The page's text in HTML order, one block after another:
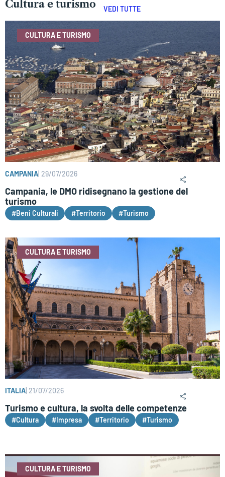
Cultura e turismo VEDI TUTTE
CULTURA E TURISMO
CAMPANIA 29/07/2026
Campania, le DMO ridisegnano la gestione del
turismo
#Beni Culturali #Territorio #Turismo
CULTURA E TURISMO
ITALIA 21/07/2026
Turismo e cultura, la svolta delle competenze
#Cultura #Impresa #Territorio #Turismo
CULTURA E TURISMO